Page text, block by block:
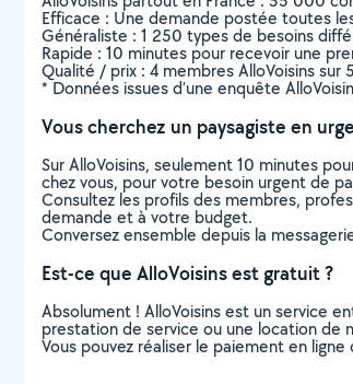
Efficace : Une demande postée toutes
Généraliste : 1 250 types de besoins
Rapide : 10 minutes pour recevoir une
Qualité / prix : 4 membres AlloVoisins
* Données issues d’une enquête
Vous cherchez un paysagiste en
Sur AlloVoisins, seulement 10 minutes
chez vous, pour votre besoin urgent de
Consultez les profils des membres,
demande et à votre budget.
Conversez ensemble depuis la
Est-ce que AlloVoisins est gratuit ?
Absolument ! AlloVoisins est un service
prestation de service ou une location de
Vous pouvez réaliser le paiement en